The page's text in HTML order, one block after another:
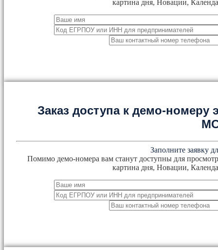
картина дня, Новации,
Заказ доступа к демо-номеру
Заполните заявку
Помимо демо-номера вам станут доступны для
картина дня, Новации,